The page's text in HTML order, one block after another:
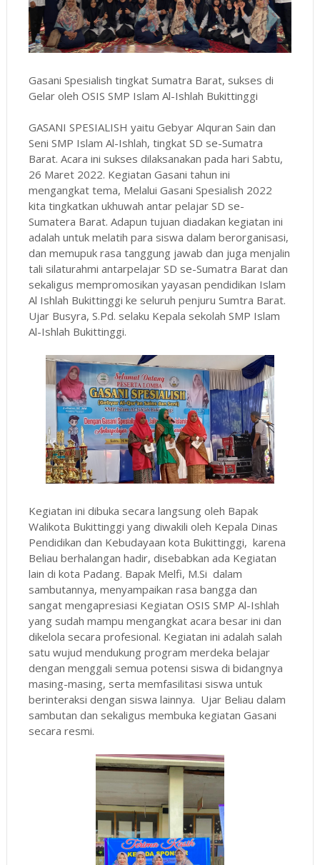
Gasani Spesialish tingkat Sumatra Barat, sukses di
Gelar oleh OSIS SMP Islam Al-Ishlah Bukittinggi
GASANI SPESIALISH yaitu Gebyar Alquran Sain dan
Seni SMP Islam Al-Ishlah, tingkat SD se-Sumatra
Barat. Acara ini sukses dilaksanakan pada hari Sabtu,
26 Maret 2022. Kegiatan Gasani tahun ini
mengangkat tema, Melalui Gasani Spesialish 2022
kita tingkatkan ukhuwah antar pelajar SD se-
Sumatera Barat. Adapun tujuan diadakan kegiatan ini
adalah untuk melatih para siswa dalam berorganisasi,
dan memupuk rasa tanggung jawab dan juga menjalin
tali silaturahmi antarpelajar SD se-Sumatra Barat dan
sekaligus mempromosikan yayasan pendidikan Islam
Al Ishlah Bukittinggi ke seluruh penjuru Sumtra Barat.
Ujar Busyra, S.Pd. selaku Kepala sekolah SMP Islam
Al-Ishlah Bukittinggi.
Kegiatan ini dibuka secara langsung oleh Bapak
Walikota Bukittinggi yang diwakili oleh Kepala Dinas
Pendidikan dan Kebudayaan kota Bukittinggi, karena
Beliau berhalangan hadir, disebabkan ada Kegiatan
lain di kota Padang. Bapak Melfi, M.Si dalam
sambutannya, menyampaikan rasa bangga dan
sangat mengapresiasi Kegiatan OSIS SMP Al-Ishlah
yang sudah mampu mengangkat acara besar ini dan
dikelola secara profesional. Kegiatan ini adalah salah
satu wujud mendukung program merdeka belajar
dengan menggali semua potensi siswa di bidangnya
masing-masing, serta memfasilitasi siswa untuk
berinteraksi dengan siswa lainnya. Ujar Beliau dalam
sambutan dan sekaligus membuka kegiatan Gasani
secara resmi.